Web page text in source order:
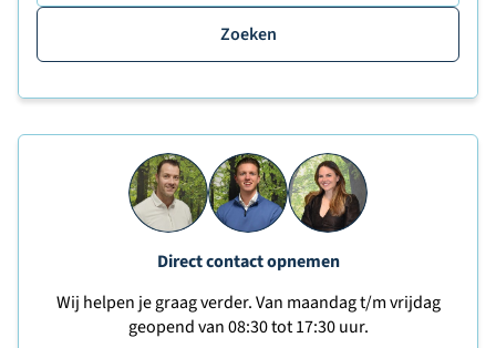
Zoeken
Direct contact opnemen
Wij helpen je graag verder. Van maandag t/m vrijdag
geopend van 08:30 tot 17:30 uur.